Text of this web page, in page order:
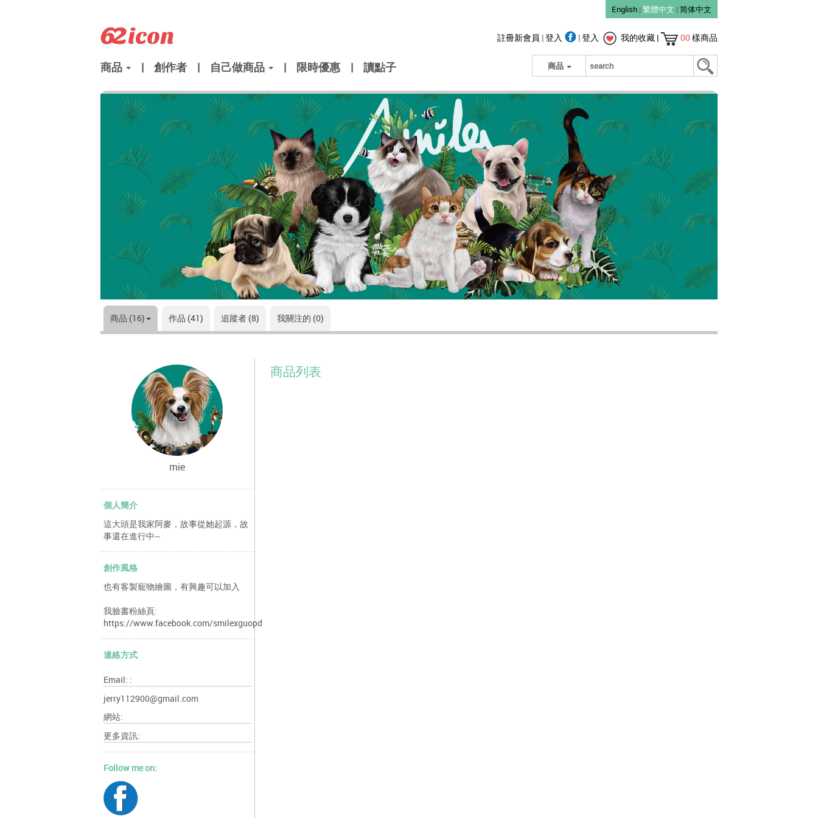
English | 繁體中文 | 简体中文
註冊新會員 |登入 |登入 我的收藏 | 00 樣商品
商品
商品 | 創作者 | 自己做商品 | 限時優惠 | 讀點子
商品 (16) 作品 (41) 追蹤者 (8) 我關注的 (0)
mie
個人簡介
這大頭是我家阿麥，故事從她起源，故
事還在進行中~
創作風格
也有客製寵物繪圖，有興趣可以加入
我臉書粉絲頁:
https://www.facebook.com/smilexguopd
連絡方式
Email: :
jerry112900@gmail.com
網站:
更多資訊:
Follow me on:
商品列表